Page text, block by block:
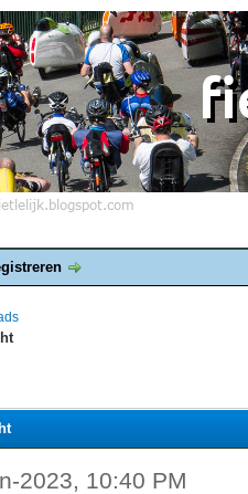
2023, 10:40 PM